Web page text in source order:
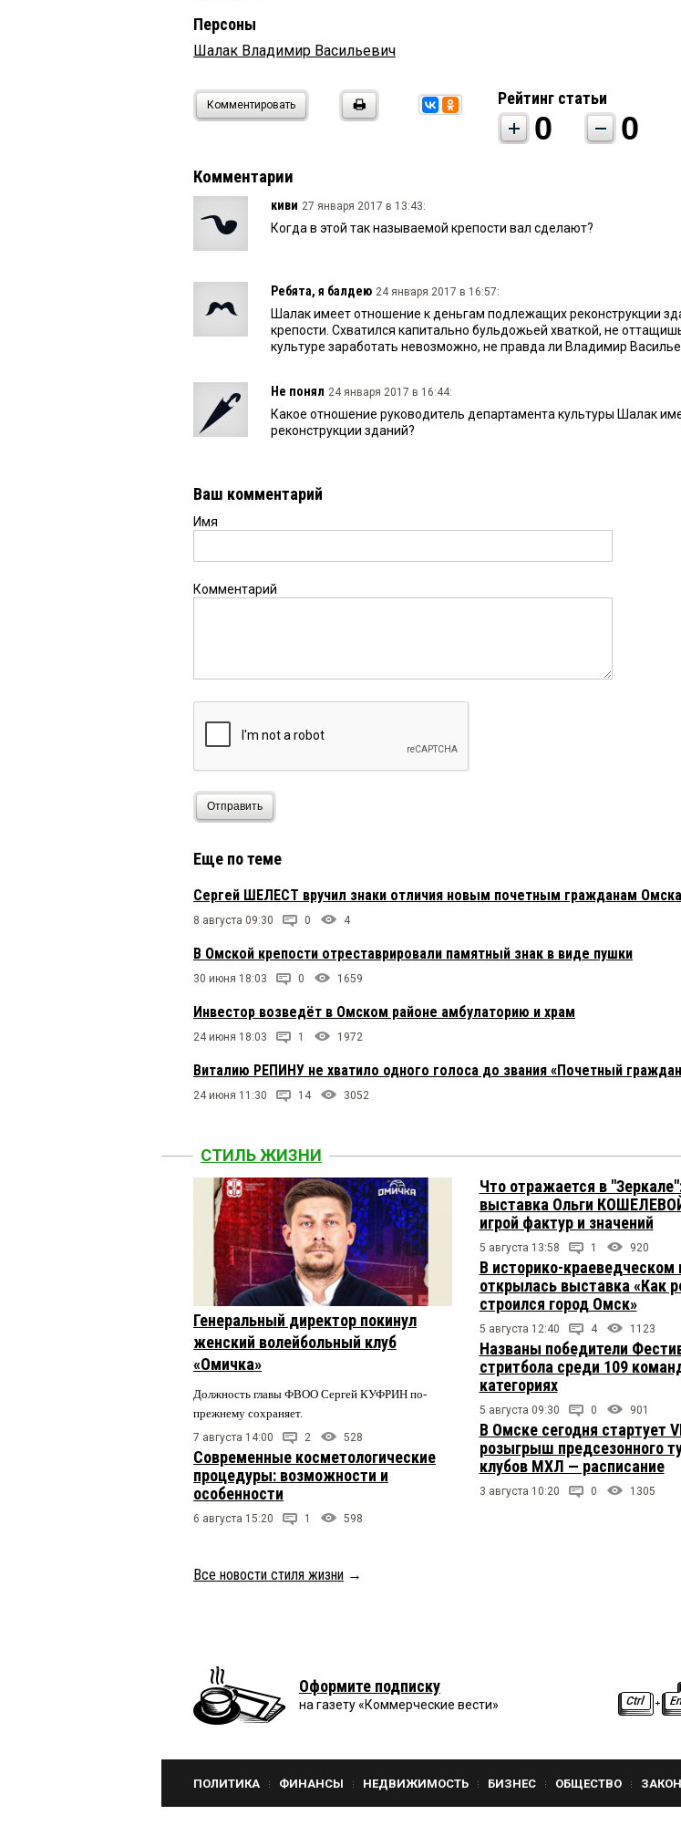
Персоны
Шалак Владимир Васильевич
Комментировать Рейтинг статьи
0 0
Комментарии
киви 27 января 2017 в 13:43:
Когда в этой так называемой крепости вал сделают?
Ребята, я балдею 24 января 2017 в 16:57:
Шалак имеет отношение к деньгам подлежащих реконструкции
крепости. Схватился капитально бульдожьей хваткой, не
культуре заработать невозможно, не правда ли Владимир
Не понял 24 января 2017 в 16:44:
Какое отношение руководитель департамента культуры Шалак
реконструкции зданий?
Ваш комментарий
Имя
Комментарий
Отправить
Еще по теме
Сергей ШЕЛЕСТ вручил знаки отличия новым почетным гражданам Омска
8 августа 09:30 0 4
В Омской крепости отреставрировали памятный знак в виде пушки
30 июня 18:03 0 1659
Инвестор возведёт в Омском районе амбулаторию и храм
24 июня 18:03 1 1972
Виталию РЕПИНУ не хватило одного голоса до звания «Почетный
24 июня 11:30 14 3052
СТИЛЬ ЖИЗНИ
Генеральный директор покинул
женский волейбольный клуб
«Омичка»
Должность главы ФВОО Сергей КУФРИН по-
прежнему сохраняет.
7 августа 14:00 2 528
Современные косметологические
процедуры: возможности и
особенности
6 августа 15:20 1 598
Что отражается в
выставка Ольги
игрой фактур и значений
5 августа 13:58 1 920
В историко-краеведческом
открылась выставка «Как
строился город Омск»
5 августа 12:40 4 1123
Названы победители
стритбола среди 109
категориях
5 августа 09:30 0 901
В Омске сегодня стартует
розыгрыш предсезонного
клубов МХЛ — расписание
3 августа 10:20 0 1305
Все новости стиля жизни →
Оформите подписку
на газету «Коммерческие вести»
ПОЛИТИКА ФИНАНСЫ НЕДВИЖИМОСТЬ БИЗНЕС ОБЩЕСТВО ЗАКОН